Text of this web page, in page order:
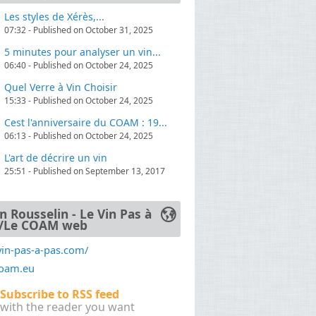
delà de cette démarche pédagogique,
découverte pour Yann, qui s’est vite
un cursus de biochimie œnologique à
le diplôme de Technicien Supérieur en
Les styles de Xérès,...
07:32 - Published on October 31, 2025
5 minutes pour analyser un vin...
06:40 - Published on October 24, 2025
Quel Verre à Vin Choisir
15:33 - Published on October 24, 2025
Cest l'anniversaire du COAM : 19...
06:13 - Published on October 24, 2025
L'art de décrire un vin
25:51 - Published on September 13, 2017
Rousselin - Le Vin Pas à
Le COAM web
pas-a-pas.com/
Subscribe to RSS feed
with the reader you want